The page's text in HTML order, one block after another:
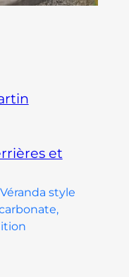
et
style